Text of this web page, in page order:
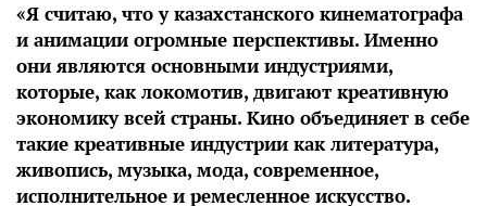
«Я считаю, что у казахстанского кинематографа
и анимации огромные перспективы. Именно
они являются основными индустриями,
которые, как локомотив, двигают креативную
экономику всей страны. Кино объединяет в себе
такие креативные индустрии как литература,
живопись, музыка, мода, современное,
исполнительное и ремесленное искусство.